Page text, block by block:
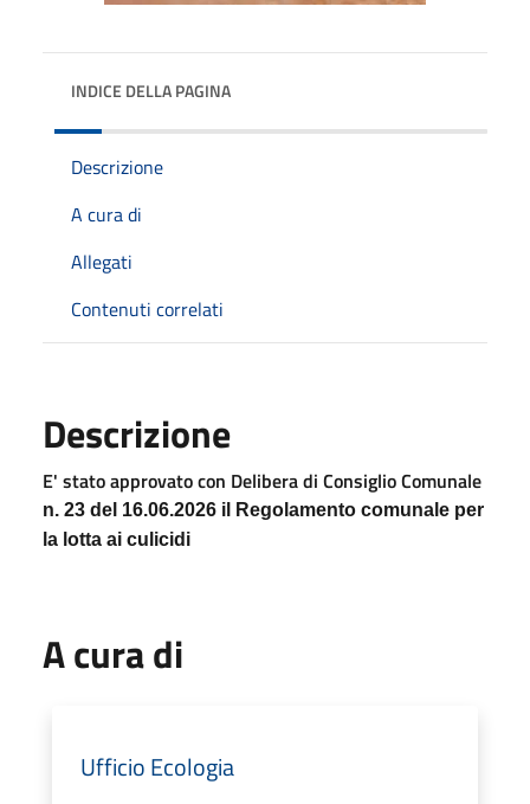
INDICE DELLA PAGINA
Descrizione
A cura di
Allegati
Contenuti correlati
Descrizione
E' stato approvato con Delibera di Consiglio Comunale
n. 23 del 16.06.2026 il Regolamento comunale per
la lotta ai culicidi
A cura di
Ufficio Ecologia